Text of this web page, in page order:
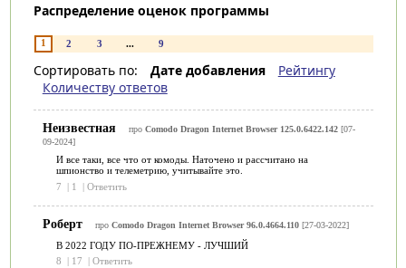
Распределение оценок программы
1 2 3 ... 9
Сортировать по: Дате добавления
Рейтингу
Количеству ответов
Неизвестная про Comodo Dragon Internet Browser 125.0.6422.142[07-
09-2024]
И все таки, все что от комоды. Наточено и рассчитано на
шпионство и телеметрию, учитывайте это.
7
| 1 | Ответить
Роберт про Comodo Dragon Internet Browser 96.0.4664.110[27-03-2022]
В 2022 ГОДУ ПО-ПРЕЖНЕМУ - ЛУЧШИЙ
8
| 17 | Ответить